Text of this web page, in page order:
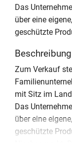
Das
über eine
geschützte
Beschreibung
Zum Verkauf
mit Sitz im
Das
über eine
geschützte